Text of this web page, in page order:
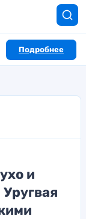
Подробнее
и